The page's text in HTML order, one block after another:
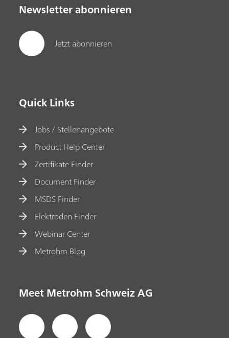
Newsletter abonnieren
Jetzt abonnieren
Quick Links
Jobs / Stellenangebote
Product Help Center
Zertifikate Finder
Document Finder
MSDS Finder
Elektroden Finder
Webinar Center
Metrohm Blog
Meet Metrohm Schweiz AG